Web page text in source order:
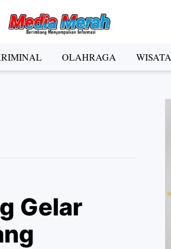
OLAHRAGA WISATA
Gelar